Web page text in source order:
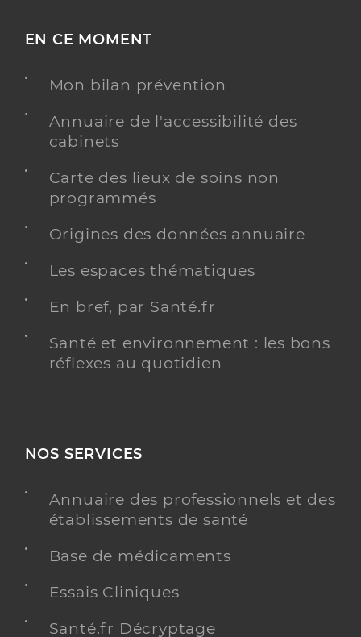
EN CE MOMENT
Mon bilan prévention
Annuaire de l'accessibilité des
cabinets
Carte des lieux de soins non
programmés
Origines des données annuaire
Les espaces thématiques
En bref, par Santé.fr
Santé et environnement : les bons
réflexes au quotidien
NOS SERVICES
Annuaire des professionnels et des
établissements de santé
Base de médicaments
Essais Cliniques
Santé.fr Décryptage